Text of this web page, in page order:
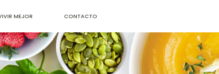
MEJOR CONTACTO